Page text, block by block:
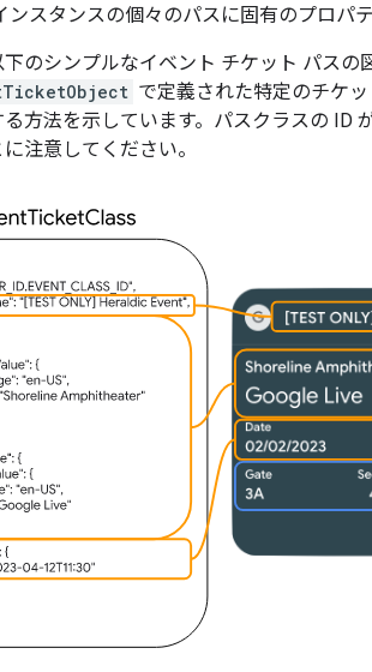
ンスタンスの個々のパスに固有のプロパ
下のシンプルなイベント チケット パスの
で定義された特定のチケ
方法を示しています。パスクラスの ID
注意してください。